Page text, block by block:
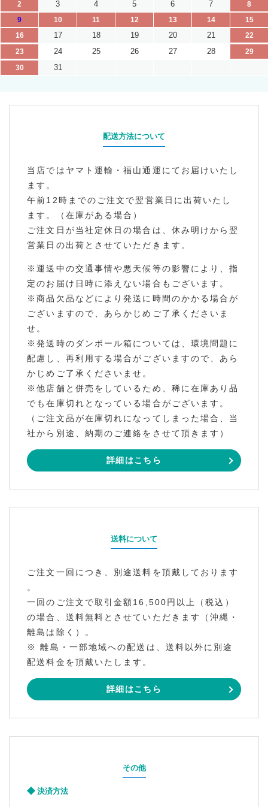
2 3 4 5 6 7
8
9
10 11 12 13 14
15
16
17 18 19 20 21
22
23
24 25 26 27 28
29
30
31
配送方法について
当店ではヤマト運輸・福山通運にてお届けいたし
ます。
午前12時までのご注文で翌営業日に出荷いたし
ます。（在庫がある場合）
ご注文日が当社定休日の場合は、休み明けから翌
営業日の出荷とさせていただきます。
※運送中の交通事情や悪天候等の影響により、指
定のお届け日時に添えない場合もございます。
※商品欠品などにより発送に時間のかかる場合が
ございますので、あらかじめご了承くださいま
せ。
※発送時のダンボール箱については、環境問題に
配慮し、再利用する場合がございますので、あら
かじめご了承くださいませ。
※他店舗と併売をしているため、稀に在庫あり品
でも在庫切れとなっている場合がございます。
（ご注文品が在庫切れになってしまった場合、当
社から別途、納期のご連絡をさせて頂きます）
詳細はこちら
送料について
ご注文一回につき、別途送料を頂戴しております
。
一回のご注文で取引金額16,500円以上（税込）
の場合、送料無料とさせていただきます（沖縄・
離島は除く）。
※ 離島・一部地域への配送は、送料以外に別途
配送料金を頂戴いたします。
詳細はこちら
その他
決済方法